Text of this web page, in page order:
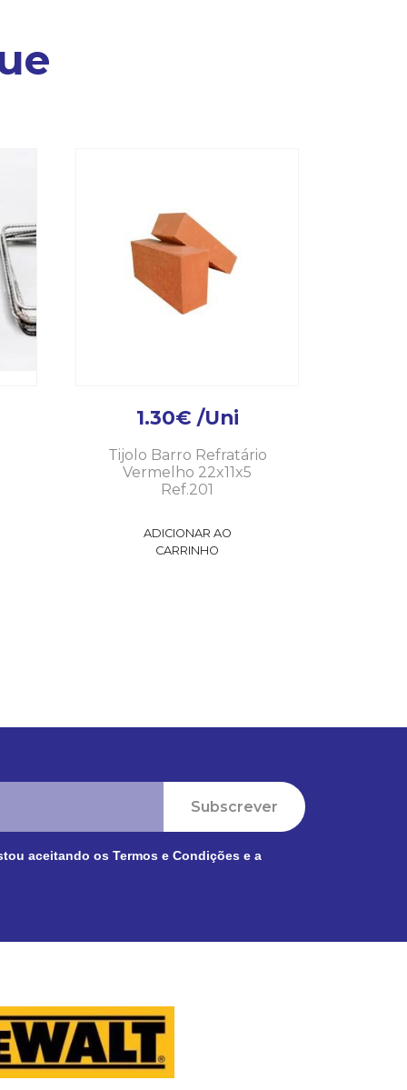
1.30€ /Uni
Tijolo Barro Refratário
Vermelho 22x11x5
Ref.201
ADICIONAR AO
CARRINHO
Subscrever
aceitando os Termos e Condições e a